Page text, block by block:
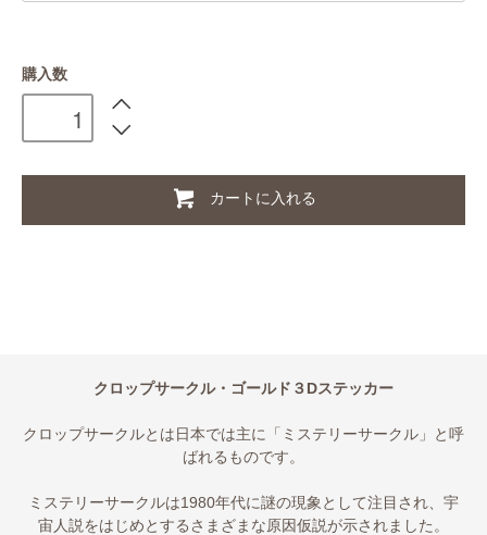
購入数
カートに入れる
クロップサークル・ゴールド３Dステッカー
クロップサークルとは日本では主に「ミステリーサークル」と呼
ばれるものです。
ミステリーサークルは1980年代に謎の現象として注目され、宇
宙人説をはじめとするさまざまな原因仮説が示されました。